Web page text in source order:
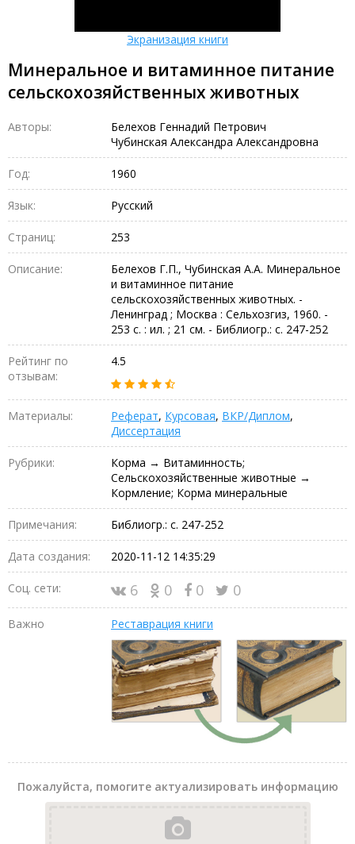
Экранизация книги
Минеральное и витаминное питание
сельскохозяйственных животных
Авторы:
Белехов Геннадий Петрович
Чубинская Александра Александровна
Год: 1960
Язык: Русский
Страниц: 253
Описание:
Белехов Г.П., Чубинская А.А. Минеральное
и витаминное питание
сельскохозяйственных животных. -
Ленинград ; Москва : Сельхозгиз, 1960. -
253 с. : ил. ; 21 см. - Библиогр.: с. 247-252
Рейтинг по
отзывам:
4.5
Материалы: Реферат, Курсовая, ВКР/Диплом,
Диссертация
Рубрики:
Корма → Витаминность;
Сельскохозяйственные животные →
Кормление; Корма минеральные
Примечания: Библиогр.: с. 247-252
Дата создания: 2020-11-12 14:35:29
Соц. сети: 6 0 0 0
Важно Реставрация книги
Пожалуйста, помогите актуализировать информацию